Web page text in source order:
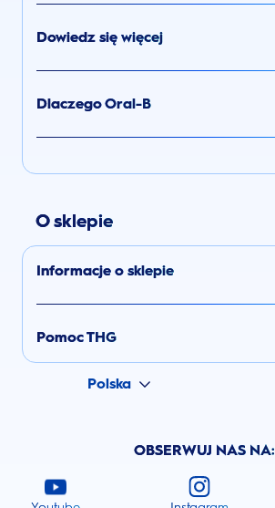
Dowiedz się więcej
Dlaczego Oral-B
O sklepie
Informacje o sklepie
Pomoc THG
Polska
OBSERWUJ NAS NA: